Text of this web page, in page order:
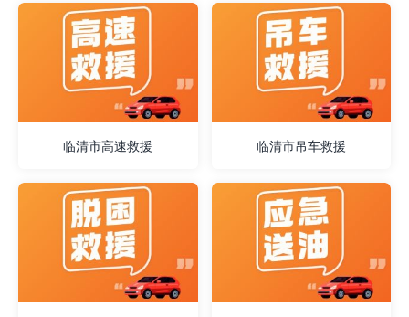
临清市高速救援 临清市吊车救援